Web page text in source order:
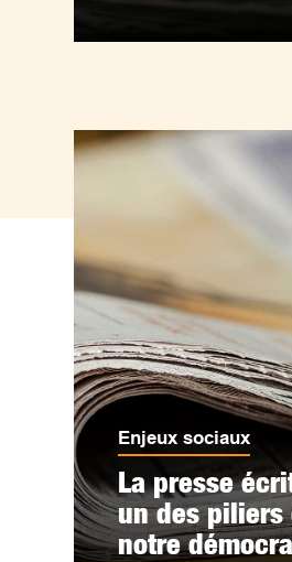
Enjeux sociaux
La presse
un des piliers
notre